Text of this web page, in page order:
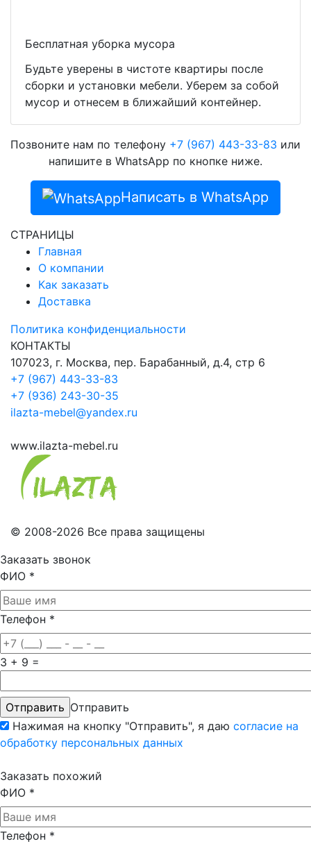
Бесплатная уборка мусора
Будьте уверены в чистоте квартиры после
сборки и установки мебели. Уберем за собой
мусор и отнесем в ближайший контейнер.
Позвоните нам по телефону +7 (967) 443-33-83 или
напишите в WhatsApp по кнопке ниже.
Написать в WhatsApp
СТРАНИЦЫ
Главная
О компании
Как заказать
Доставка
Политика конфиденциальности
КОНТАКТЫ
107023, г. Москва, пер. Барабанный, д.4, стр 6
+7 (967) 443-33-83
+7 (936) 243-30-35
ilazta-mebel@yandex.ru
www.ilazta-mebel.ru
© 2008-2026 Все права защищены
Заказать звонок
ФИО *
Телефон *
3 + 9 =
Отправить
Нажимая на кнопку "Отправить", я даю согласие на
обработку персональных данных
Заказать похожий
ФИО *
Телефон *